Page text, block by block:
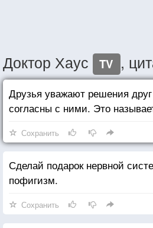
Доктор Хаус TV ,
Друзья уважают решения
согласны с ними. Это
Сохранить
Сделай подарок нервной
пофигизм.
Сохранить